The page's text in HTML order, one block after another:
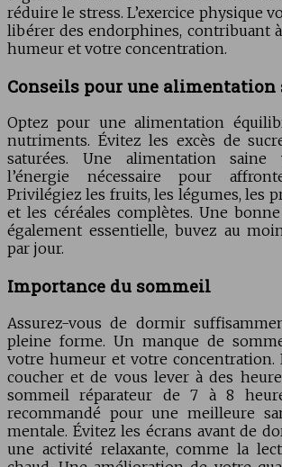
réduire le stress. L’exercice physique
libérer des endorphines, contribuant
humeur et votre concentration.
Conseils pour une alimentation
Optez pour une alimentation
nutriments. Évitez les excès de
saturées. Une alimentation saine
l’énergie nécessaire pour
Privilégiez les fruits, les légumes, les
et les céréales complètes. Une
également essentielle, buvez au
par jour.
Importance du sommeil
Assurez-vous de dormir
pleine forme. Un manque de
votre humeur et votre concentration.
coucher et de vous lever à des
sommeil réparateur de 7 à 8
recommandé pour une meilleure
mentale. Évitez les écrans avant de
une activité relaxante, comme la